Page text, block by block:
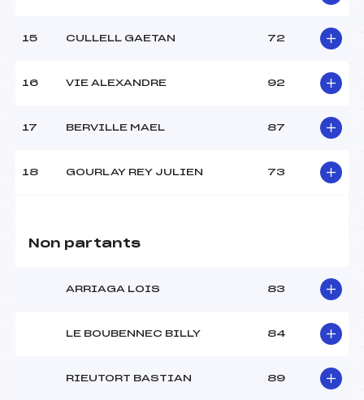
15 CULLELL GAETAN 72
16 VIE ALEXANDRE 92
17 BERVILLE MAEL 87
18 GOURLAY REY JULIEN 73
Non partants
ARRIAGA LOIS 83
LE BOUBENNEC BILLY 84
RIEUTORT BASTIAN 89